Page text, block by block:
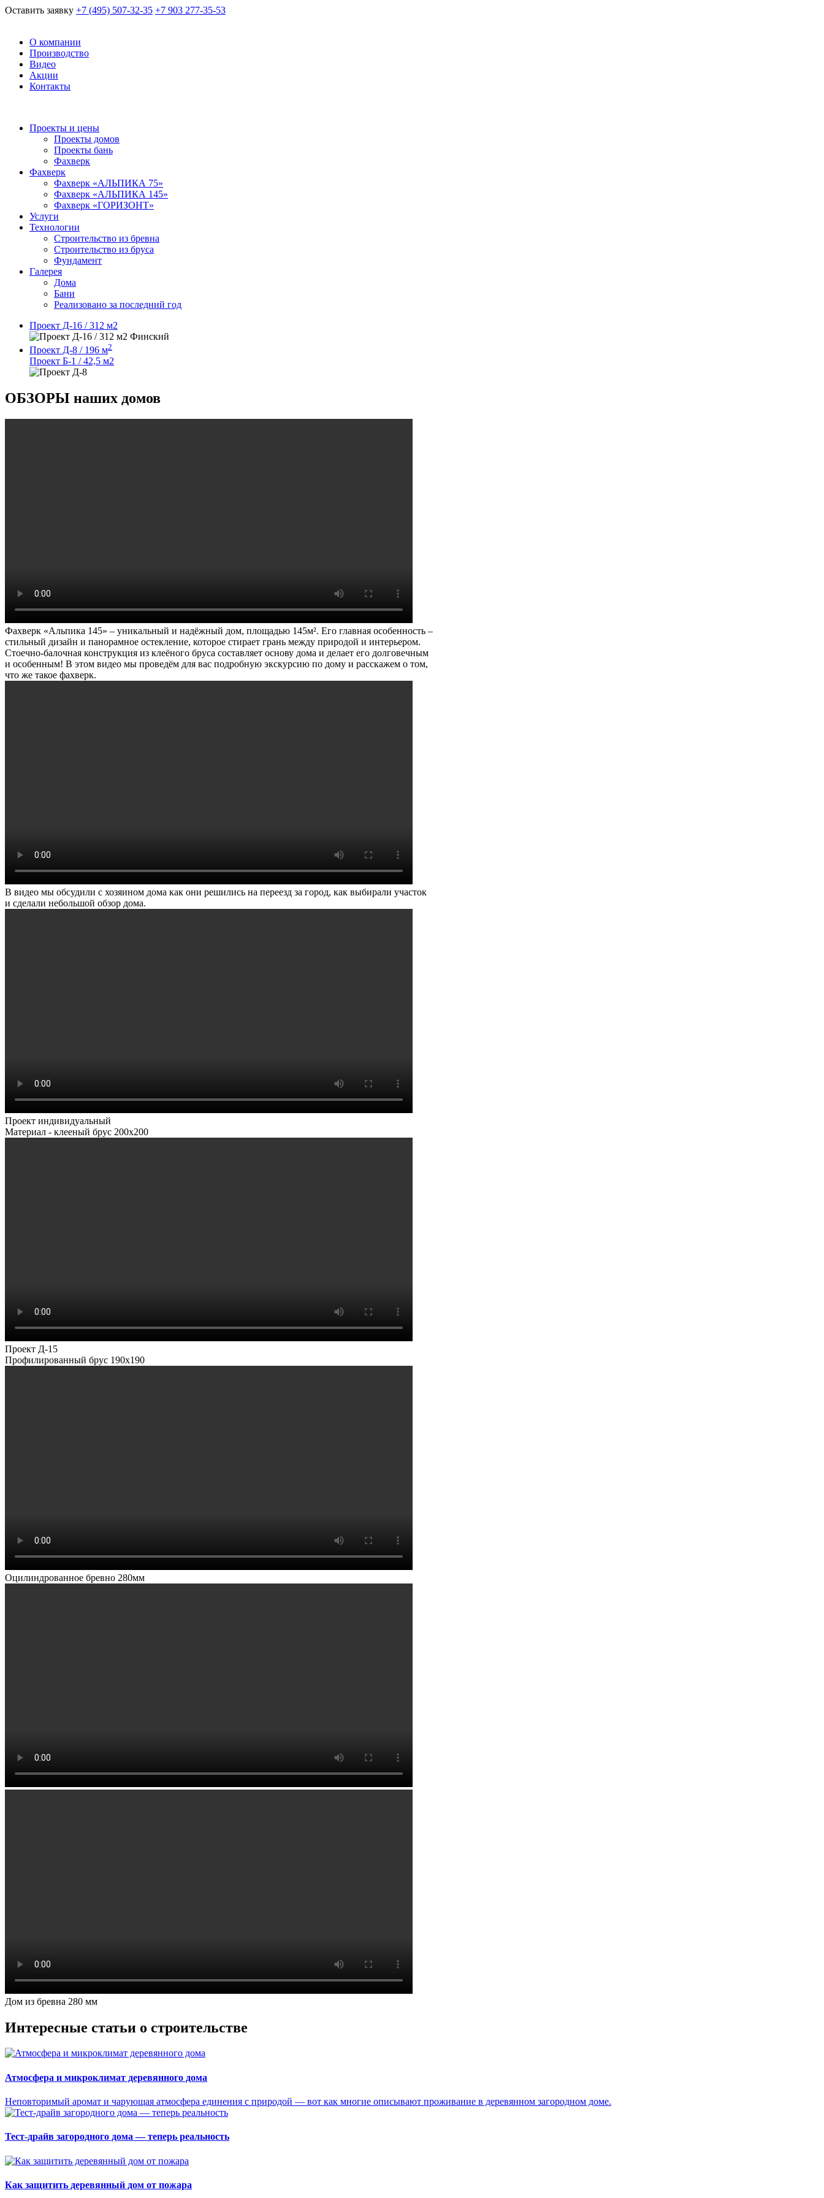
Оставить заявку +7 (495) 507-32-35 +7 903 277-35-53
О компании
Производство
Видео
Акции
Контакты
Проекты и цены
Проекты домов
Проекты бань
Фахверк
Фахверк
Фахверк «АЛЬПИКА 75»
Фахверк «АЛЬПИКА 145»
Фахверк «ГОРИЗОНТ»
Услуги
Технологии
Строительство из бревна
Строительство из бруса
Фундамент
Галерея
Дома
Бани
Реализовано за последний год
Проект Д-16 / 312 м2
Проект Д-8 / 196 м2
Проект Б-1 / 42,5 м2
ОБЗОРЫ наших домов
Фахверк «Альпика 145» – уникальный и надёжный дом, площадью 145м². Его главная особенность –
стильный дизайн и панорамное остекление, которое стирает грань между природой и интерьером.
Стоечно-балочная конструкция из клеёного бруса составляет основу дома и делает его долговечным
и особенным! В этом видео мы проведём для вас подробную экскурсию по дому и расскажем о том,
что же такое фахверк.
В видео мы обсудили с хозяином дома как они решились на переезд за город, как выбирали участок
и сделали небольшой обзор дома.
Проект индивидуальный
Материал - клееный брус 200х200
Проект Д-15
Профилированный брус 190х190
Оцилиндрованное бревно 280мм
Дом из бревна 280 мм
Интересные статьи о строительстве
Атмосфера и микроклимат деревянного дома
Неповторимый аромат и чарующая атмосфера единения с природой — вот как многие описывают проживание в деревянном загородном доме.
Тест-драйв загородного дома — теперь реальность
Как защитить деревянный дом от пожара